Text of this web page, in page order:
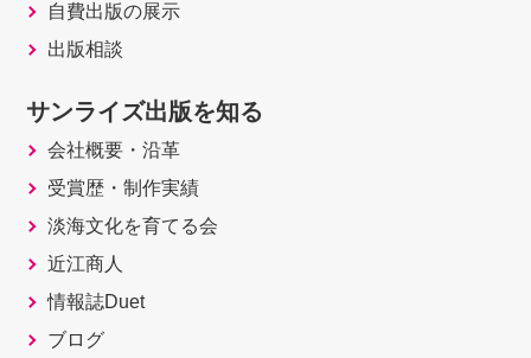
自費出版の展示
出版相談
サンライズ出版を知る
会社概要・沿革
受賞歴・制作実績
淡海文化を育てる会
近江商人
情報誌Duet
ブログ